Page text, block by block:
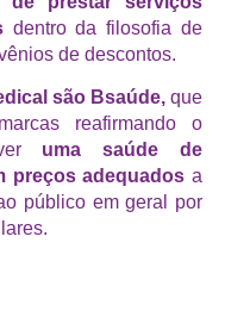
dentro da filosofia de
de descontos.
são Bsaúde,que
reafirmando o
uma saúde de
preços adequados a
público em geral por